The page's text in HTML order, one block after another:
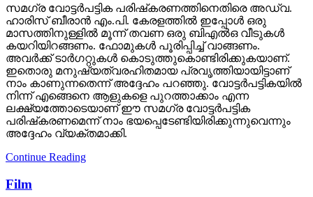
മാസത്തിനുള്ളില്‍ മൂന്ന് തവണ ഒരു ബിഎല്‍ഒ വീടുകള്‍
കയറിയിറങ്ങണം. ഫോമുകള്‍ പൂരിപ്പിച്ച് വാങ്ങണം.
അവര്‍ക്ക് ടാര്‍ഗറ്റുകള്‍ കൊടുത്തുകൊണ്ടിരിക്കുകയാണ്.
ഇതൊരു മനുഷ്യത്വരഹിതമായ പ്രവൃത്തിയായിട്ടാണ്
നാം കാണുന്നതെന്ന് അദ്ദേഹം പറഞ്ഞു. വോട്ടര്‍പട്ടികയില്‍
നിന്ന് എങ്ങെനെ ആളുകളെ പുറത്താക്കാം എന്ന
ലക്ഷ്യത്തോടെയാണ് ഈ സമഗ്ര വോട്ടര്‍പട്ടിക
പരിഷ്‌കരണമെന്ന് നാം ഭയപ്പെടേണ്ടിയിരിക്കുന്നുവെന്നും
അദ്ദേഹം വ്യക്തമാക്കി.
Continue Reading
Film